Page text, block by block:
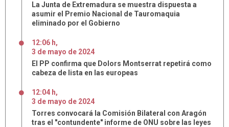
La Junta de Extremadura se muestra dispuesta a
asumir el Premio Nacional de Tauromaquia
eliminado por el Gobierno
12:06 h,
3 de mayo de 2024
El PP confirma que Dolors Montserrat repetirá como
cabeza de lista en las europeas
12:04 h,
3 de mayo de 2024
Torres convocará la Comisión Bilateral con Aragón
tras el "contundente" informe de ONU sobre las leyes